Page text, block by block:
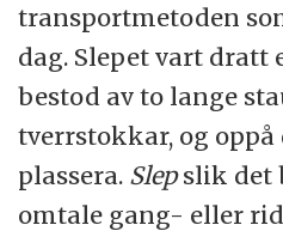
transportmetoden
dag. Slepet vart dratt
bestod av to lange
tverrstokkar, og oppå
plassera. Slepslik det
omtale gang- eller